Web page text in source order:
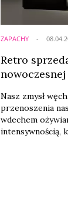
ZAPACHY
Retro
Nasz zmysł
przenoszenia
wdechem
intensywnością,